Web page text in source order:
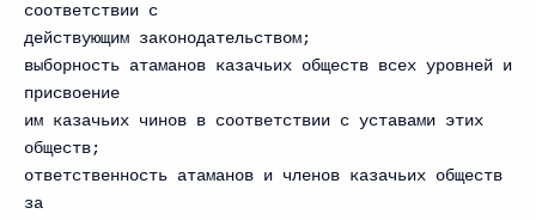
соответствии с
действующим законодательством;
выборность атаманов казачьих обществ всех уровней и
присвоение
им казачьих чинов в соответствии с уставами этих
обществ;
ответственность атаманов и членов казачьих обществ
за